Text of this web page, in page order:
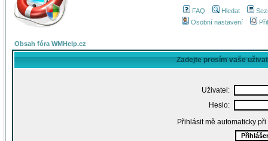
FAQ Hledat
Osobní nastavení
Obsah fóra WMHelp.cz
Zadejte prosím vaše
Uživatel:
Heslo:
Přihlásit mě automaticky